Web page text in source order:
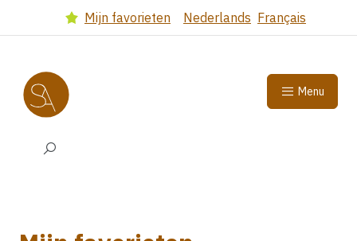
Got to main contentMijn favorieten Select language
Nederlands (Dutch version)
Français
Menu
Search input